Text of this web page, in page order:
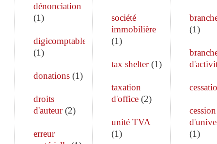
dénonciation
(1)
digicomptable
(1)
donations (1)
droits
d'auteur(2)
erreur
société
immobilière
(1)
tax shelter(1)
taxation
d'office(2)
unité TVA
(1)
(1)
cession
(1)